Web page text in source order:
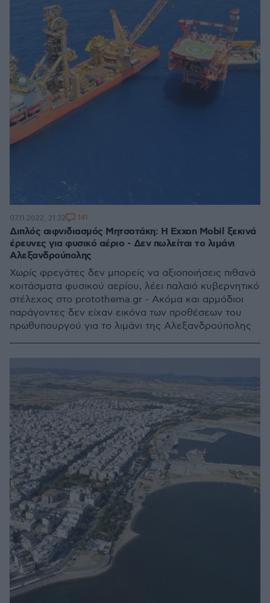
Διπλός αιφνιδιασμός Μητσοτάκη: Η Exxon Mobil ξεκινά
έρευνες για φυσικό αέριο - Δεν πωλείται το λιμάνι
Αλεξανδρούπολης
Χωρίς φρεγάτες δεν μπορείς να αξιοποιήσεις πιθανά
κοιτάσματα φυσικού αερίου, λέει παλαιό κυβερνητικό
στέλεχος στο protothema.gr - Ακόμα και αρμόδιοι
παράγοντες δεν είχαν εικόνα των προθέσεων του
πρωθυπουργού για το λιμάνι της Αλεξανδρούπολης
07.11.2022, 21:32 141